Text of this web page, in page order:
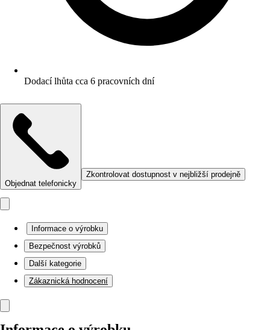
Dodací lhůta cca 6 pracovních dní
Objednat telefonicky
Zkontrolovat dostupnost v nejbližší prodejně
Informace o výrobku
Bezpečnost výrobků
Další kategorie
Zákaznická hodnocení